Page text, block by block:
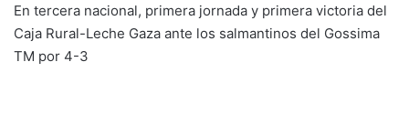
En tercera nacional, primera jornada y primera victoria del
Caja Rural-Leche Gaza ante los salmantinos del Gossima
TM por 4-3